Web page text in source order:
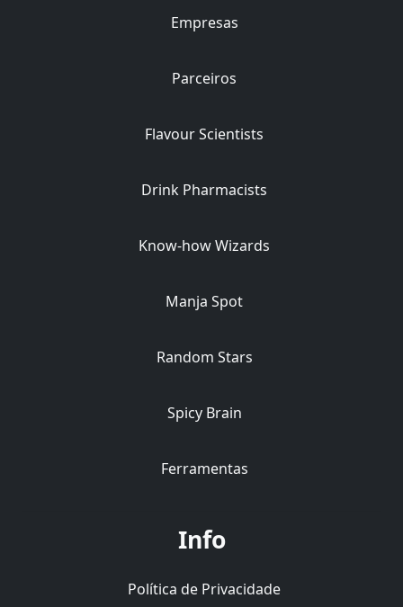
Empresas
Parceiros
Flavour Scientists
Drink Pharmacists
Know-how Wizards
Manja Spot
Random Stars
Spicy Brain
Ferramentas
Info
Política de Privacidade